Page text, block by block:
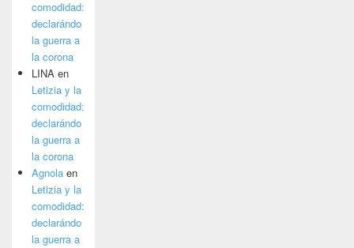
comodidad:
declarándo
la guerra a
la corona
LINA en
Letizia y la
comodidad:
declarándo
la guerra a
la corona
Agnola en
Letizia y la
comodidad:
declarándo
la guerra a